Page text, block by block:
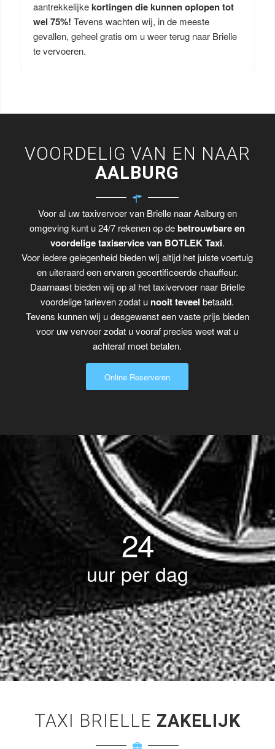
aantrekkelijkekortingen die kunnen oplopen tot
wel 75%! Tevens wachten wij, in de meeste
gevallen, geheel gratis om u weer terug naar Brielle
te vervoeren.
VOORDELIG VAN EN NAAR
AALBURG
Voor al uw taxivervoer van Brielle naar Aalburg en
omgeving kunt u 24/7 rekenen op debetrouwbare en
voordelige taxiservice van BOTLEK Taxi.
Voor iedere gelegenheid bieden wij altijd het juiste voertuig
en uiteraard een ervaren gecertificeerde chauffeur.
Daarnaast bieden wij op al het taxivervoer naar Brielle
voordelige tarieven zodat u nooit teveel betaald.
Tevens kunnen wij u desgewenst een vaste prijs bieden
voor uw vervoer zodat u vooraf precies weet wat u
achteraf moet betalen.
Online Reserveren
24
uur per dag
TAXI BRIELLE ZAKELIJK